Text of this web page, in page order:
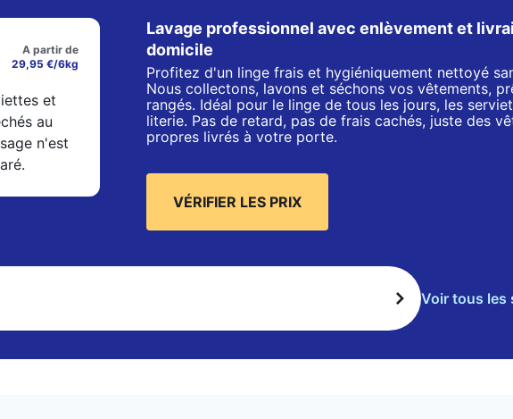
A partir de
29,95 €/6kg
et
au
n'est
Lavage professionnel avec enlèvement et
domicile
Profitez d'un linge frais et hygiéniquement nettoyé
Nous collectons, lavons et séchons vos vêtements,
rangés. Idéal pour le linge de tous les jours, les
literie. Pas de retard, pas de frais cachés, juste des
propres livrés à votre porte.
VÉRIFIER LES PRIX
Voir tous les